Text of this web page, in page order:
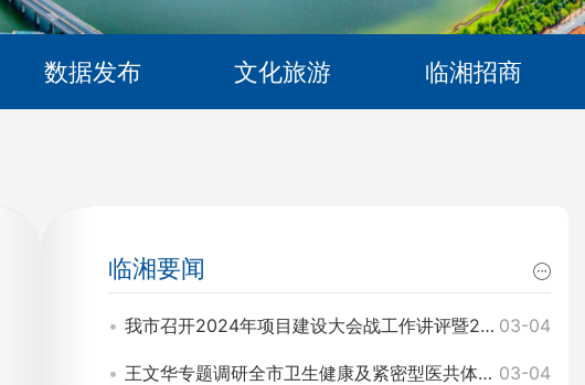
数据发布 文化旅游 临湘招商
临湘要闻
我市召开2024年项目建设大会战工作讲评暨2025年园区项目建设大会战工作动员会 王文华 刘琦出席 03-04
王文华专题调研全市卫生健康及紧密型医共体建设工作 刘琦参加 03-04